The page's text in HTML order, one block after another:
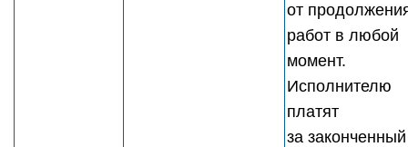
от
работ в любой
момент.
Исполнителю
платят
за законченный